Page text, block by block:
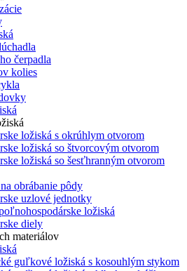
čerpadla
kolies
ložiská s okrúhlym otvorom
ložiská so štvorcovým otvorom
ložiská so šesťhranným otvorom
obrábanie pôdy
uzlové jednotky
ložiská
diely
materiálov
guľkové ložiská s kosouhlým stykom